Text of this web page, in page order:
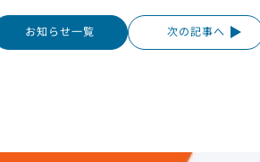
お知らせ一覧 次の記事へ